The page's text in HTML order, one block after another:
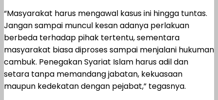
“Masyarakat harus mengawal kasus ini hingga tuntas.
Jangan sampai muncul kesan adanya perlakuan
berbeda terhadap pihak tertentu, sementara
masyarakat biasa diproses sampai menjalani hukuman
cambuk. Penegakan Syariat Islam harus adil dan
setara tanpa memandang jabatan, kekuasaan
maupun kedekatan dengan pejabat,” tegasnya.